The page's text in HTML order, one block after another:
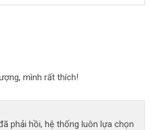
mình rất thích!
phải hồi, hệ thống luôn lựa chọn